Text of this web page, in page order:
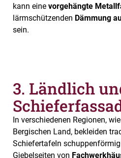
kann eine vorgehängte
lärmschützenden Dämmung
sein.
3. Ländlich
In verschiedenen Regionen,
Bergischen Land, bekleiden
Schiefertafeln
Giebelseiten von